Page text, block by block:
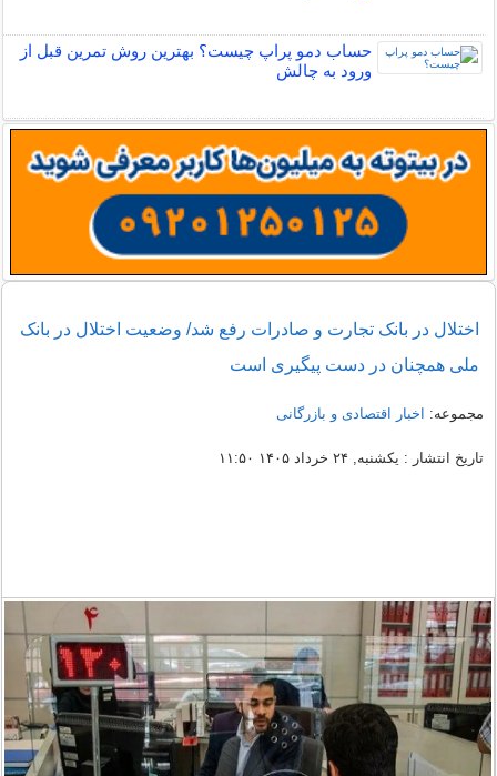
حساب دمو پراپ چیست؟ بهترین روش تمرین قبل از
ورود به چالش
اختلال در بانک تجارت و صادرات رفع شد/ وضعیت اختلال در بانک
ملی همچنان در دست پیگیری است
مجموعه: اخبار اقتصادی و بازرگانی
تاریخ انتشار : یکشنبه, ۲۴ خرداد ۱۴۰۵ ۱۱:۵۰